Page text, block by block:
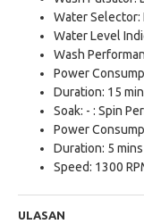
Water Selector:
Water Level
Wash
Power
Duration: 15
Soak: - : Spin
Power
Duration: 5 mins
Speed: 1300
ULASAN